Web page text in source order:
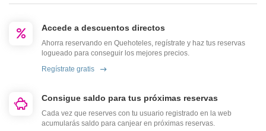
Accede a descuentos directos
Ahorra reservando en Quehoteles, regístrate y haz tus reservas
logueado para conseguir los mejores precios.
Regístrate gratis
Consigue saldo para tus próximas reservas
Cada vez que reserves con tu usuario registrado en la web
acumularás saldo para canjear en próximas reservas.